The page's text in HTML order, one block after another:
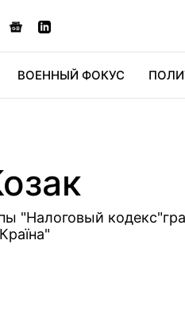
ВОЕННЫЙ ФОКУС
"Налоговый